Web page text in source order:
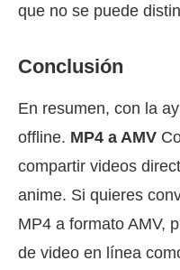
que no se puede
Conclusión
En resumen, con la
offline. MP4 a AMV
compartir videos
anime. Si quieres
MP4 a formato AMV,
de video en línea